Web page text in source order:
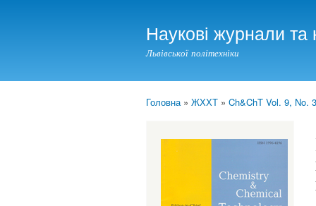
Наукові журнали та
Львівської політехніки
Головна» ЖХХТ » Ch&ChT Vol. 9, No.